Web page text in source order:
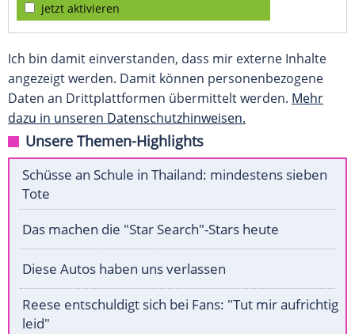
jetzt aktivieren
Ich bin damit einverstanden, dass mir externe Inhalte
angezeigt werden. Damit können personenbezogene
Daten an Drittplattformen übermittelt werden. Mehr
dazu in unseren Datenschutzhinweisen.
Unsere Themen-Highlights
Schüsse an Schule in Thailand: mindestens sieben
Tote
Das machen die "Star Search"-Stars heute
Diese Autos haben uns verlassen
Reese entschuldigt sich bei Fans: "Tut mir aufrichtig
leid"